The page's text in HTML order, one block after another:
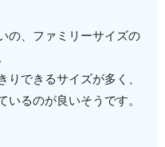
の、ファミリーサイズの
りできるサイズが多く、
いるのが良いそうです。